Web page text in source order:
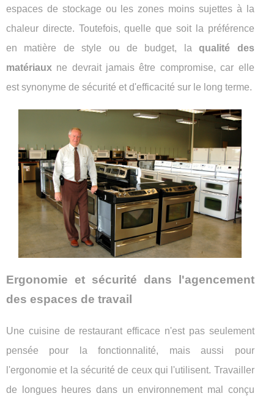
espaces de stockage ou les zones moins sujettes à la
chaleur directe. Toutefois, quelle que soit la préférence
en matière de style ou de budget, laqualité des
matériaux ne devrait jamais être compromise, car elle
est synonyme de sécurité et d'efficacité sur le long terme.
Ergonomie et sécurité dans l'agencement
des espaces de travail
Une cuisine de restaurant efficace n'est pas seulement
pensée pour la fonctionnalité, mais aussi pour
l'ergonomie et la sécurité de ceux qui l'utilisent. Travailler
de longues heures dans un environnement mal conçu